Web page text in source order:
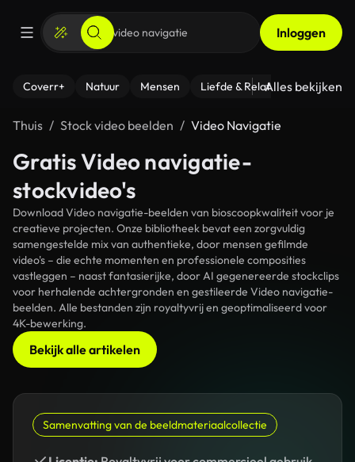
Inloggen
Coverr+ Natuur Mensen Liefde & Relaties - Fitness
Alles bekijken
Thuis Stock video beelden Video Navigatie
Gratis Video navigatie-
stockvideo's
Download Video navigatie-beelden van bioscoopkwaliteit voor je
creatieve projecten. Onze bibliotheek bevat een zorgvuldig
samengestelde mix van authentieke, door mensen gefilmde
video's – die echte momenten en professionele composities
vastleggen – naast fantasierijke, door AI gegenereerde stockclips
voor herhalende achtergronden en gestileerde Video navigatie-
beelden. Alle bestanden zijn royaltyvrij en geoptimaliseerd voor
4K-bewerking.
Bekijk alle artikelen
Samenvatting van de beeldmateriaalcollectie